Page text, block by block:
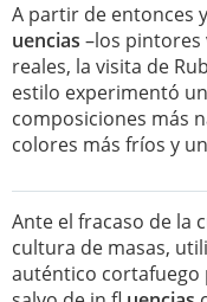
A partir de entonces
uencias –los pintores
reales, la visita de
estilo experimentó
composiciones más
colores más fríos y
Ante el fracaso de la
cultura de masas,
auténtico cortafuego